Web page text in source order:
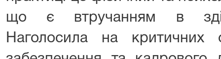
що є втручанням в
Наголосила на критичних